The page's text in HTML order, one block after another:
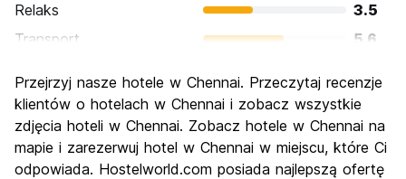
Relaks
3.5
Transport
5.6
Kultura
6.5
Imprezy
4.5
Najlepsza wartość
5.1
Przejrzyj nasze hotele w Chennai. Przeczytaj recenzje
klientów o hotelach w Chennai i zobacz wszystkie
zdjęcia hoteli w Chennai. Zobacz hotele w Chennai na
mapie i zarezerwuj hotel w Chennai w miejscu, które Ci
odpowiada. Hostelworld.com posiada najlepszą ofertę